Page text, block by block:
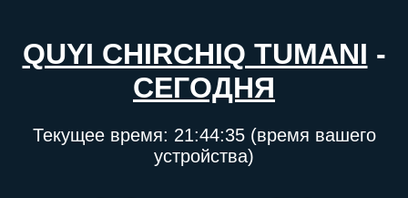
QUYI CHIRCHIQ TUMANI -
СЕГОДНЯ
Текущее время: 21:44:35(время вашего
устройства)